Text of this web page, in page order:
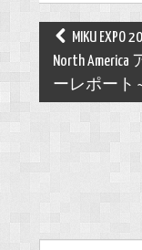
PostMIKU EXPO
North America
ーレポート